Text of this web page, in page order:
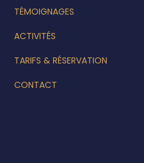
TÉMOIGNAGES
ACTIVITÉS
TARIFS & RÉSERVATION
CONTACT